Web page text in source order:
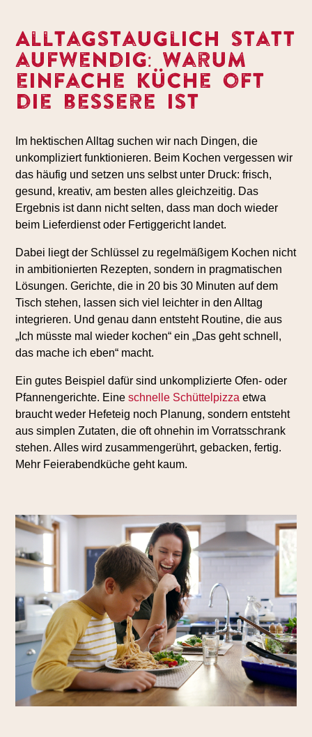
Alltagstauglich statt
aufwendig: Warum
einfache Küche oft
die bessere ist
Im hektischen Alltag suchen wir nach Dingen, die
unkompliziert funktionieren. Beim Kochen vergessen wir
das häufig und setzen uns selbst unter Druck: frisch,
gesund, kreativ, am besten alles gleichzeitig. Das
Ergebnis ist dann nicht selten, dass man doch wieder
beim Lieferdienst oder Fertiggericht landet.
Dabei liegt der Schlüssel zu regelmäßigem Kochen nicht
in ambitionierten Rezepten, sondern in pragmatischen
Lösungen. Gerichte, die in 20 bis 30 Minuten auf dem
Tisch stehen, lassen sich viel leichter in den Alltag
integrieren. Und genau dann entsteht Routine, die aus
„Ich müsste mal wieder kochen“ ein „Das geht schnell,
das mache ich eben“ macht.
Ein gutes Beispiel dafür sind unkomplizierte Ofen- oder
Pfannengerichte. Eineschnelle Schüttelpizza etwa
braucht weder Hefeteig noch Planung, sondern entsteht
aus simplen Zutaten, die oft ohnehin im Vorratsschrank
stehen. Alles wird zusammengerührt, gebacken, fertig.
Mehr Feierabendküche geht kaum.